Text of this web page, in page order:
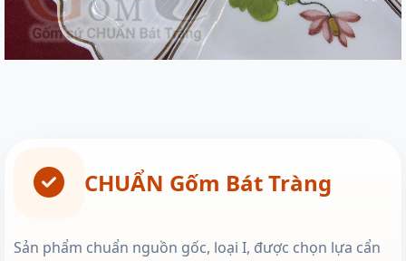
CHUẨN Gốm Bát Tràng
Sản phẩm chuẩn nguồn gốc, loại I, được chọn lựa cẩn